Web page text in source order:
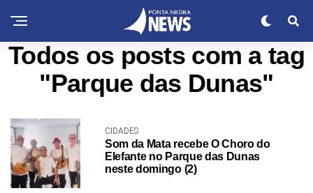
Todos os posts com a tag
"Parque das Dunas"
CIDADES
Som da Mata recebe O Choro do
Elefante no Parque das Dunas
neste domingo (2)